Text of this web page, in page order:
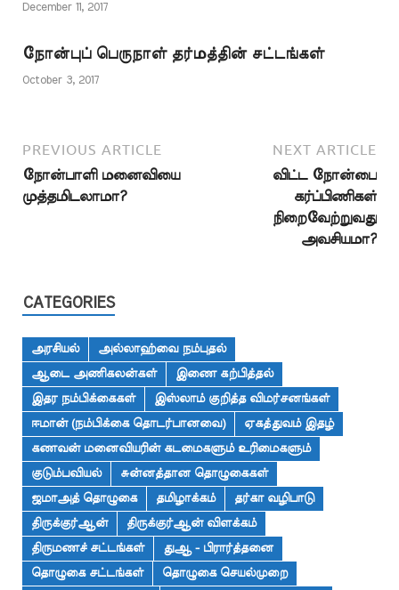
December 11, 2017
நோன்புப் பெருநாள் தர்மத்தின் சட்டங்கள்
October 3, 2017
PREVIOUS ARTICLE
நோன்பாளி மனைவியை
முத்தமிடலாமா?
NEXT ARTICLE
விட்ட நோன்பை
கர்ப்பிணிகள்
நிறைவேற்றுவது
அவசியமா?
CATEGORIES
அரசியல்
அல்லாஹ்வை நம்புதல்
ஆடை அணிகலன்கள்
இணை கற்பித்தல்
இதர நம்பிக்கைகள்
இஸ்லாம் குறித்த விமர்சனங்கள்
ஈமான் (நம்பிக்கை தொடர்பானவை)
ஏகத்துவம் இதழ்
கணவன் மனைவியரின் கடமைகளும் உரிமைகளும்
குடும்பவியல்
சுன்னத்தான தொழுகைகள்
ஜமாஅத் தொழுகை
தமிழாக்கம்
தர்கா வழிபாடு
திருக்குர்ஆன்
திருக்குர்ஆன் விளக்கம்
திருமணச் சட்டங்கள்
துஆ - பிரார்த்தனை
தொழுகை சட்டங்கள்
தொழுகை செயல்முறை